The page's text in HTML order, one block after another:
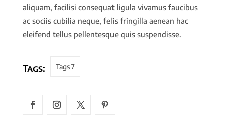
aliquam, facilisi consequat ligula vivamus faucibus
ac sociis cubilia neque, felis fringilla aenean hac
eleifend tellus pellentesque quis suspendisse.
Tags: Tags 7